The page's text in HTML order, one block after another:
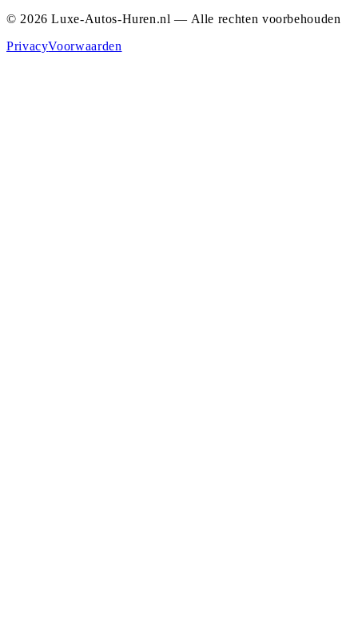
© 2026 Luxe-Autos-Huren.nl — Alle rechten voorbehouden
PrivacyVoorwaarden